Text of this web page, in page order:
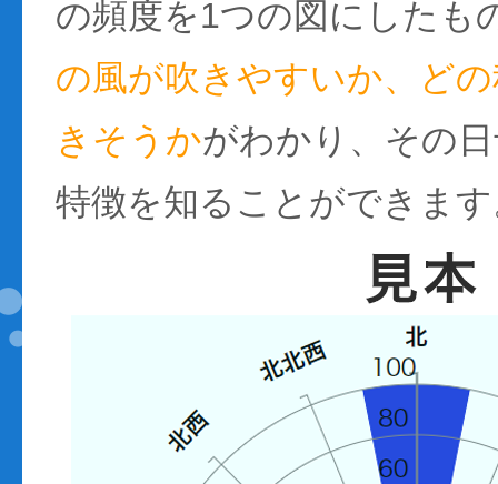
の頻度を1つの図にしたも
の風が吹きやすいか、ど
きそうかがわかり、その
特徴を知ることができま